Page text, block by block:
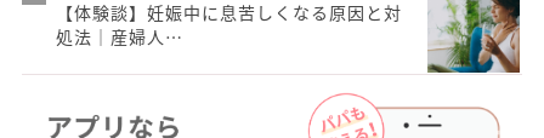
【体験談】妊娠中に息苦しくなる原因と対
処法｜産婦人…